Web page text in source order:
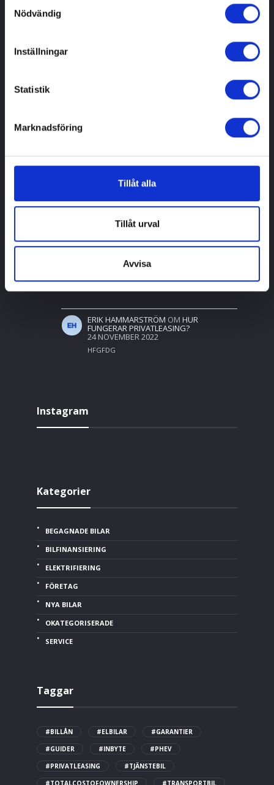
Nödvändig
Inställningar
Statistik
Marknadsföring
Tillåt alla
Tillåt urval
Avvisa
april 2023
november 2022
INSCRIPTION SUR WWW.BINANCE.COM
LEASA ELLER KÖPA BIL TILL
FÖRETAGET?
30 AUGUSTI 2024
THANKS FOR SHENING. I READ MANY OF
ERIK HAMMARSTRÖM OMHUR
FUNGERAR PRIVATLEASING?
24 NOVEMBER 2022
HFGFDG
Instagram
Kategorier
BEGAGNADE BILAR
BILFINANSIERING
ELEKTRIFIERING
FÖRETAG
NYA BILAR
OKATEGORISERADE
SERVICE
Taggar
#BILLÅN #ELBILAR
#GARANTIER
#GUIDER
#INBYTE
#PHEV
#PRIVATLEASING
#TJÄNSTEBIL